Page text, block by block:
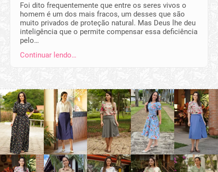
Foi dito frequentemente que entre os seres vivos o
homem é um dos mais fracos, um desses que são
muito privados de proteção natural. Mas Deus lhe deu
inteligência que o permite compensar essa deficiência
pelo…
Continuar lendo…